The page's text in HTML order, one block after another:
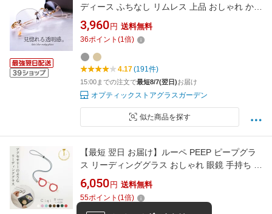
ディース ふちなし リムレス 上品 おしゃれ かわ
いい クリアカラー ツーポイント お洒落 可愛い
軽量 軽い 人気 リーディンググラス シニアグラ
ス メガネ 女性用 レザー調ケース 鯖江メーカー
デザイン FEELLIFE FLL-006
3,960 円 送料無料
36ポイント (1倍)
4.17(191件)
15:00までの注文で最短8/7(翌日)お届け
オプティックストアグラスガーデン
似た商品を探す
【最短 翌日 お届け】ルーペ PEEP ピープグラ
ス リーディンググラス おしゃれ 眼鏡 手持ち 手
持ち老眼鏡 手持ち眼鏡 老眼鏡 ルーペグラス ロ
ーネット ネックレス アクセサリー リーディン
グ カラフル シンプル 携帯グラス ギフト 敬老の
6,050 円 送料無料
55ポイント (1倍)